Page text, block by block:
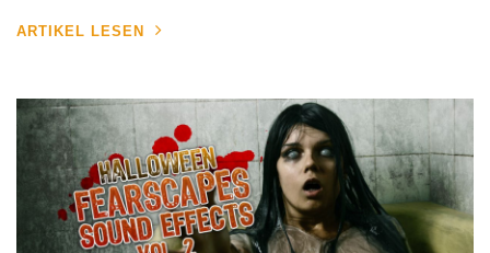
ARTIKEL LESEN